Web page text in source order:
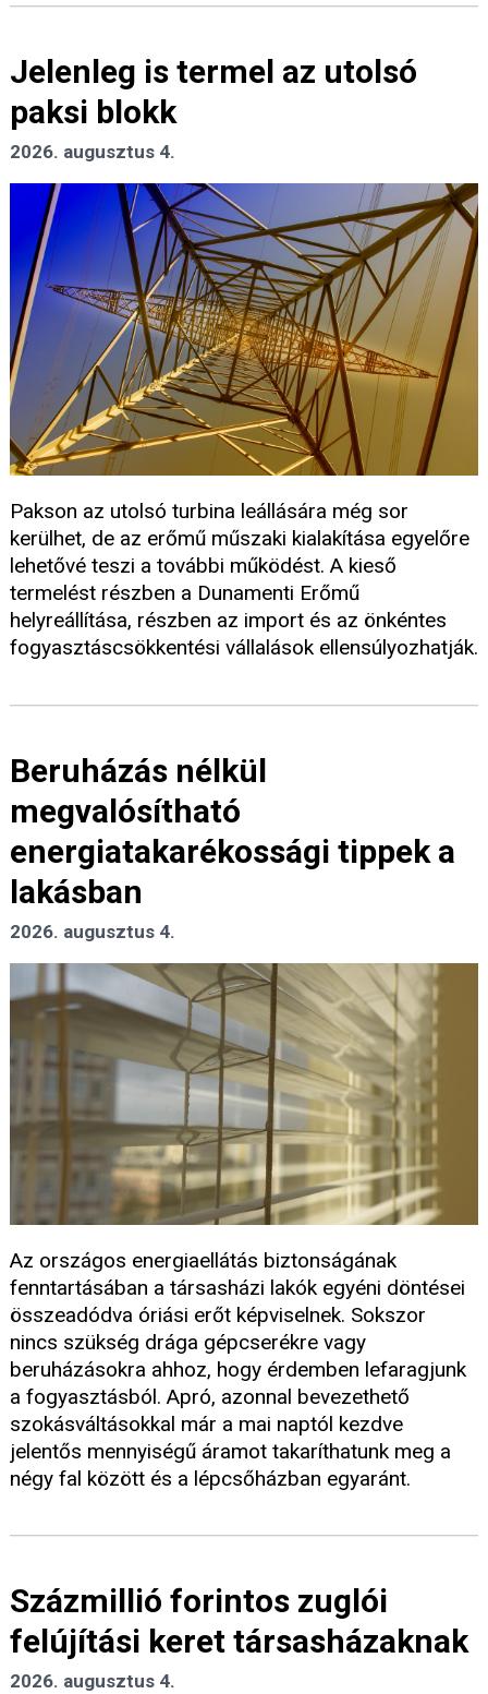
Jelenleg is termel az utolsó
paksi blokk
2026. augusztus 4.
Pakson az utolsó turbina leállására még sor
kerülhet, de az erőmű műszaki kialakítása egyelőre
lehetővé teszi a további működést. A kieső
termelést részben a Dunamenti Erőmű
helyreállítása, részben az import és az önkéntes
fogyasztáscsökkentési vállalások ellensúlyozhatják.
Beruházás nélkül
megvalósítható
energiatakarékossági tippek a
lakásban
2026. augusztus 4.
Az országos energiaellátás biztonságának
fenntartásában a társasházi lakók egyéni döntései
összeadódva óriási erőt képviselnek. Sokszor
nincs szükség drága gépcserékre vagy
beruházásokra ahhoz, hogy érdemben lefaragjunk
a fogyasztásból. Apró, azonnal bevezethető
szokásváltásokkal már a mai naptól kezdve
jelentős mennyiségű áramot takaríthatunk meg a
négy fal között és a lépcsőházban egyaránt.
Százmillió forintos zuglói
felújítási keret társasházaknak
2026. augusztus 4.